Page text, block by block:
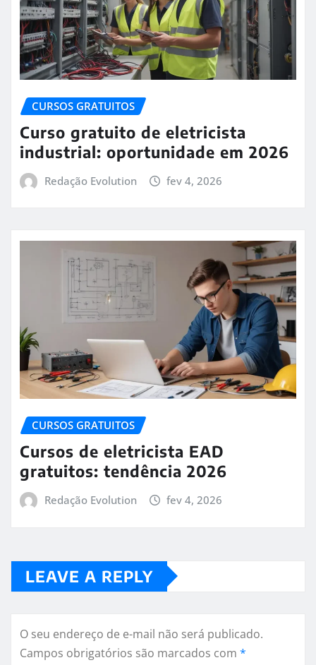
CURSOS GRATUITOS
Curso gratuito de eletricista
industrial: oportunidade em 2026
Redação Evolution fev 4, 2026
CURSOS GRATUITOS
Cursos de eletricista EAD
gratuitos: tendência 2026
Redação Evolution fev 4, 2026
LEAVE A REPLY
O seu endereço de e-mail não será publicado.
Campos obrigatórios são marcados com *